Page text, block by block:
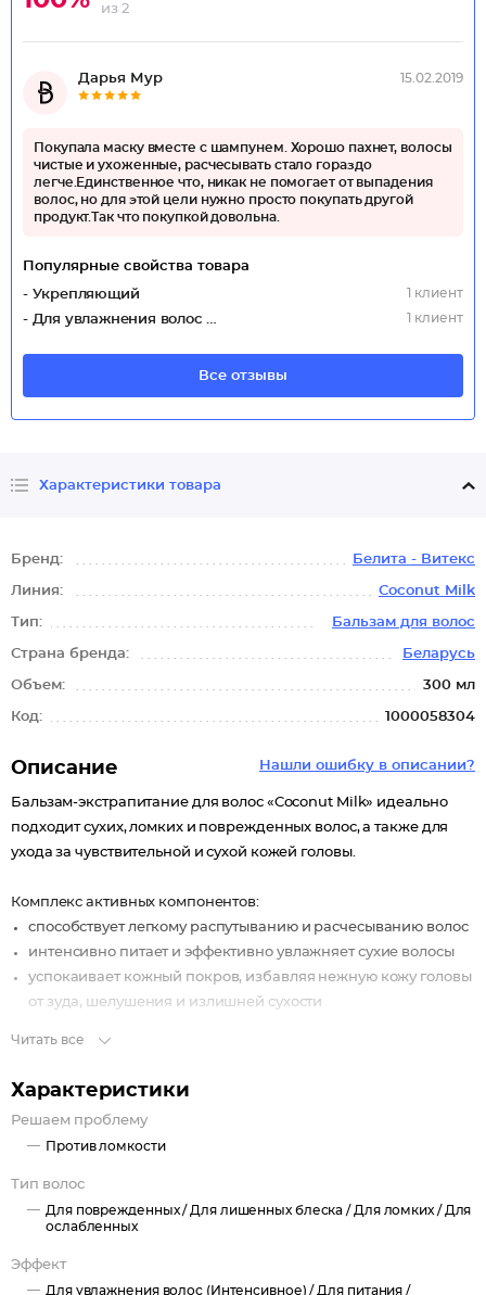
из 2
Дарья Мур 15.02.2019
Покупала маску вместе с шампунем. Хорошо пахнет, волосы
чистые и ухоженные, расчесывать стало гораздо
легче.Единственное что, никак не помогает от выпадения
волос, но для этой цели нужно просто покупать другой
продукт.Так что покупкой довольна.
Популярные свойства товара
- Укрепляющий
1 клиент
- Для увлажнения волос (Интенсивное) 1 клиент
Все отзывы
Характеристики товара
Бренд: Белита - Витекс
Линия: Coconut Milk
Тип: Бальзам для волос
Страна бренда: Беларусь
Объем: 300 мл
Код: 1000058304
Нашли ошибку в описании?
Описание
Бальзам-экстрапитание для волос «Coconut Milk» идеально
подходит сухих, ломких и поврежденных волос, а также для
ухода за чувствительной и сухой кожей головы.
Комплекс активных компонентов:
способствует легкому распутыванию и расчесыванию волос
интенсивно питает и эффективно увлажняет сухие волосы
успокаивает кожный покров, избавляя нежную кожу головы
от зуда, шелушения и излишней сухости
воды, ветра, мороза и ослабляет воздействие УФ-излучения
дарит волосам роскошный блеск и пленительную красоту
– заполняет пустоты на поврежденных участках волос, глубоко
проникает в их структуру, насыщает питательными и
волос, возвращая им мягкость, гладкость и здоровый блеск.
Читать все
Характеристики
Решаем проблему
Против ломкости
Тип волос
Для поврежденных / Для лишенных блеска / Для ломких / Для
ослабленных
Эффект
Для увлажнения волос (Интенсивное) / Для питания /